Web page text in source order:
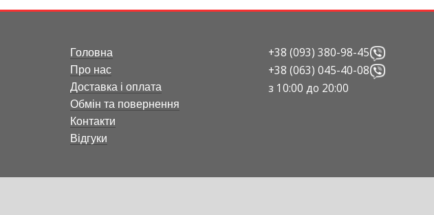
Головна
Про нас
Доставка і оплата
Обмін та повернення
Контакти
Відгуки
+38 (093) 380-98-45
+38 (063) 045-40-08
з 10:00 до 20:00